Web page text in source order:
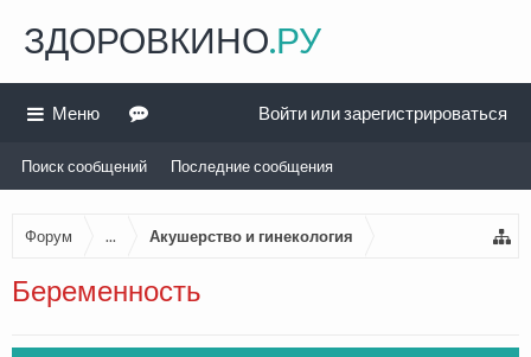
Форум ... Акушерство и гинекология
Беременность
ЗДОРОВКИНО.РУ
Меню
Поиск сообщений Последние сообщения
Войти или зарегистрироваться